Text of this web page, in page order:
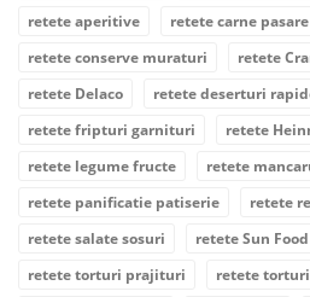
retete aperitive
retete carne pasare
retete conserve muraturi
retete
retete Delaco
retete deserturi
retete fripturi garnituri
retete
retete legume fructe
retete
retete panificatie patiserie
retete
retete salate sosuri
retete Sun Food
retete torturi prajituri
retete